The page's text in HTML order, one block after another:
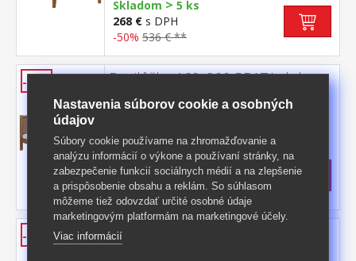
Skladom > 5 ks
268 € s DPH
-50% 536 € **
-47% Dvojlôžko 160x200 PRATA dub
materiál masív borovice v kombinácii s
MDF farebné prevedenie dub výška čela
matraca odporúčaný rozmer matraca 160 ×
200 cm alebo 2 kusy 80 × 200 cm a rošt R2
Kód produktu: 267362
Skladom>5 ks
312,50 €s DPH
-47% 598,50 € **
-44%
Príborník s nadstavcom 3 dvere
RUBI dub
Nastavenia súborov cookie a osobných
údajov
Súbory cookie používame na zhromažďovanie a
analýzu informácií o výkone a používaní stránky, na
zabezpečenie funkcií sociálnych médií a na zlepšenie
a prispôsobenie obsahu a reklám. So súhlasom
môžeme tiež odovzdať určité osobné údaje
marketingovým platformám na marketingové účely.
Viac informácií